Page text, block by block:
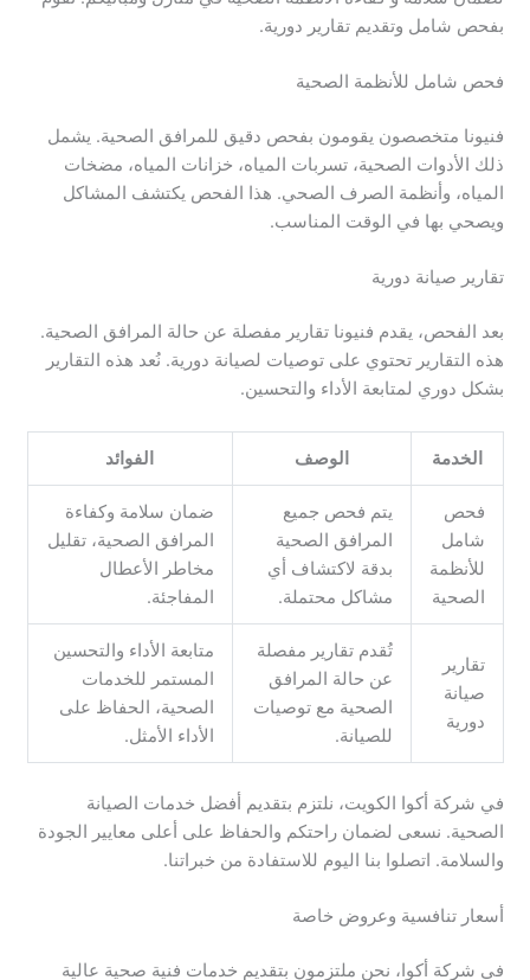
بفحص شامل وتقديم تقارير دورية.
فحص شامل للأنظمة الصحية
فنيونا متخصصون يقومون بفحص دقيق للمرافق الصحية. يشمل
ذلك الأدوات الصحية، تسربات المياه، خزانات المياه، مضخات
المياه، وأنظمة الصرف الصحي. هذا الفحص يكتشف المشاكل
ويصحي بها في الوقت المناسب.
تقارير صيانة دورية
بعد الفحص، يقدم فنيونا تقارير مفصلة عن حالة المرافق الصحية.
هذه التقارير تحتوي على توصيات لصيانة دورية. نُعد هذه التقارير
بشكل دوري لمتابعة الأداء والتحسين.
الخدمة الوصف الفوائد
فحص
شامل
للأنظمة
الصحية
يتم فحص جميع
المرافق الصحية
بدقة لاكتشاف أي
مشاكل محتملة.
ضمان سلامة وكفاءة
المرافق الصحية، تقليل
مخاطر الأعطال
المفاجئة.
تقارير
صيانة
دورية
تُقدم تقارير مفصلة
عن حالة المرافق
الصحية مع توصيات
للصيانة.
متابعة الأداء والتحسين
المستمر للخدمات
الصحية، الحفاظ على
الأداء الأمثل.
في شركة أكوا الكويت، نلتزم بتقديم أفضل خدمات الصيانة
الصحية. نسعى لضمان راحتكم والحفاظ على أعلى معايير الجودة
والسلامة. اتصلوا بنا اليوم للاستفادة من خبراتنا.
أسعار تنافسية وعروض خاصة
في شركة أكوا، نحن ملتزمون بتقديم خدمات فنية صحية عالية